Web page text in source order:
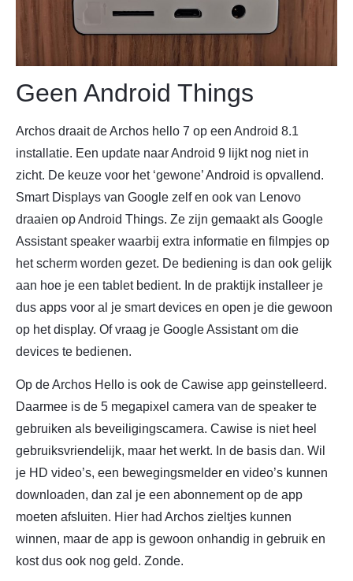
Geen Android Things
Archos draait de Archos hello 7 op een Android 8.1
installatie. Een update naar Android 9 lijkt nog niet in
zicht. De keuze voor het ‘gewone’ Android is opvallend.
Smart Displays van Google zelf en ook van Lenovo
draaien op Android Things. Ze zijn gemaakt als Google
Assistant speaker waarbij extra informatie en filmpjes op
het scherm worden gezet. De bediening is dan ook gelijk
aan hoe je een tablet bedient. In de praktijk installeer je
dus apps voor al je smart devices en open je die gewoon
op het display. Of vraag je Google Assistant om die
devices te bedienen.
Op de Archos Hello is ook de Cawise app geinstelleerd.
Daarmee is de 5 megapixel camera van de speaker te
gebruiken als beveiligingscamera. Cawise is niet heel
gebruiksvriendelijk, maar het werkt. In de basis dan. Wil
je HD video’s, een bewegingsmelder en video’s kunnen
downloaden, dan zal je een abonnement op de app
moeten afsluiten. Hier had Archos zieltjes kunnen
winnen, maar de app is gewoon onhandig in gebruik en
kost dus ook nog geld. Zonde.